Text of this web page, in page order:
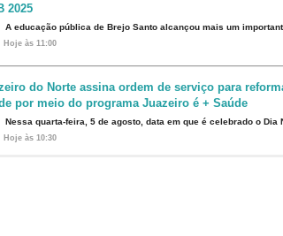
2025
A educação pública de Brejo Santo alcançou mais um
Hoje às 11:00
do Norte assina ordem de serviço para
por meio do programa Juazeiro é + Saúde
Nessa quarta-feira, 5 de agosto, data em que é celebrado o Dia
Hoje às 10:30